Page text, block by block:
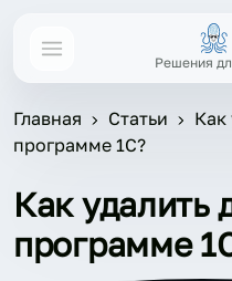
Решения
Главная Статьи
Как
программе 1С?
Как удалить
программе